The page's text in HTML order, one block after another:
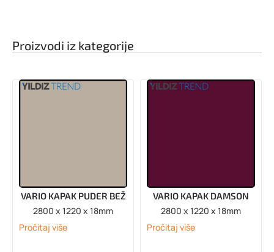
Proizvodi iz kategorije
VARIO KAPAK PUDER BEŽ
2800 x 1220 x 18mm
Pročitaj više
VARIO KAPAK DAMSON
2800 x 1220 x 18mm
Pročitaj više